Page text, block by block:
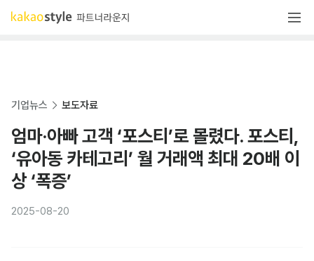
기업뉴스 보도자료
엄마·아빠 고객 ‘포스티’로 몰렸다. 포스티,
‘유아동 카테고리’ 월 거래액 최대 20배 이
상 ‘폭증’
2025-08-20